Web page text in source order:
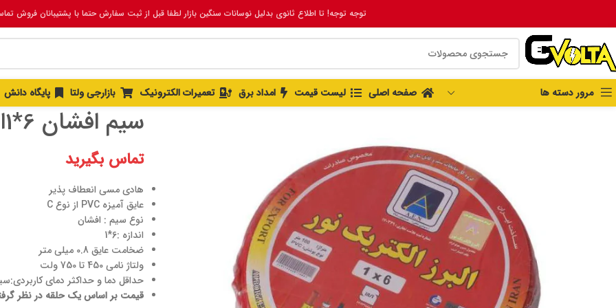
توجه توجه! تا اطلاع ثانوی بدلیل نوسانات سنگین بازار لطفا قبل از ثبت سفارش حتما با پشتیبانان فروش
مرور دسته ها صفحه اصلی لیست قیمت امداد برق تعمیرات الکترونیک بازارجی ولتا پایگاه دانش خانه سیم و کابل ساختمانی سیم افشان 6*1البرز
سیم افشان 6*1البرز الکتریک نور
تماس بگیرید
هادی مسی انعطاف پذیر
عایق آمیزه PVC از نوع C
نوع سیم : افشان
اندازه :6*1
ضخامت عایق 0.8 میلی متر
ولتاژ نامی 450 تا 750 ولت
حداقل دما و حداکثر دمای کاربردی:سیم منفی 30 تا
قیمت بر اساس یک حلقه در نظر